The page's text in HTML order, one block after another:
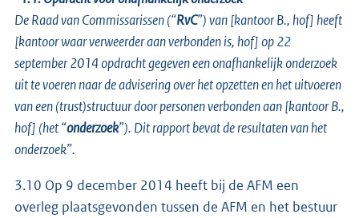
De Raad van Commissarissen (“RvC”) van [kantoor B., hof] heeft
[kantoor waar verweerder aan verbonden is, hof] op 22
september 2014 opdracht gegeven een onafhankelijk onderzoek
uit te voeren naar de advisering over het opzetten en het uitvoeren
van een (trust)structuur door personen verbonden aan [kantoor B.,
hof] (het “onderzoek”). Dit rapport bevat de resultaten van het
onderzoek”.
3.10 Op 9 december 2014 heeft bij de AFM een
overleg plaatsgevonden tussen de AFM en het bestuur